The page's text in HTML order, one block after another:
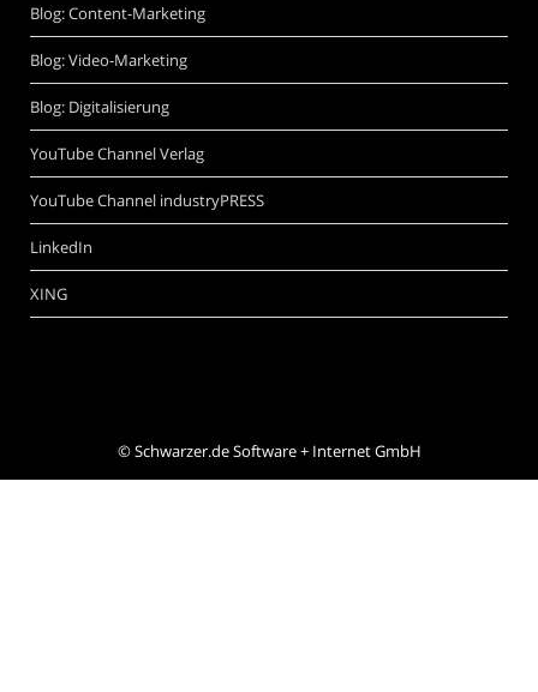
Blog: Content-Marketing
Blog: Video-Marketing
Blog: Digitalisierung
YouTube Channel Verlag
YouTube Channel industryPRESS
LinkedIn
XING
©Schwarzer.de Software + Internet GmbH